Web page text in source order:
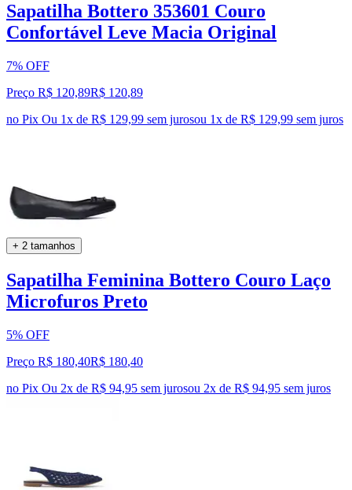
Sapatilha Bottero 353601 Couro
Confortável Leve Macia Original
7% OFF
Preço R$ 120,89R$ 120,89
no Pix Ou 1x de R$ 129,99 sem jurosou 1x de R$ 129,99 sem juros
+ 2 tamanhos
Sapatilha Feminina Bottero Couro Laço
Microfuros Preto
5% OFF
Preço R$ 180,40R$ 180,40
no Pix Ou 2x de R$ 94,95 sem jurosou 2x de R$ 94,95 sem juros